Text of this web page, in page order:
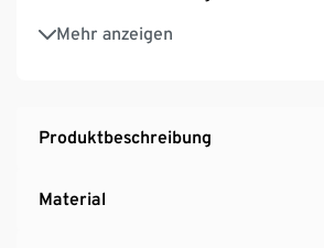
Mehr anzeigen
Mit 60 Micro-LEDs – Lichtfarbe
Produktbeschreibung
Material